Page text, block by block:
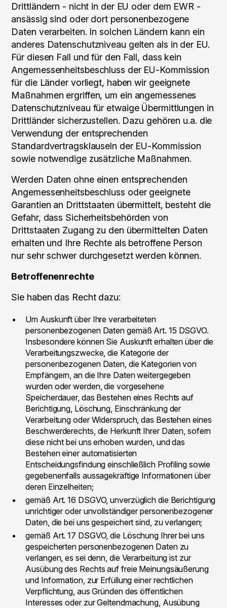
Drittländern - nicht in der EU oder dem EWR -
ansässig sind oder dort personenbezogene
Daten verarbeiten. In solchen Ländern kann ein
anderes Datenschutzniveau gelten als in der EU.
Für diesen Fall und für den Fall, dass kein
Angemessenheitsbeschluss der EU-Kommission
für die Länder vorliegt, haben wir geeignete
Maßnahmen ergriffen, um ein angemessenes
Datenschutzniveau für etwaige Übermittlungen in
Drittländer sicherzustellen. Dazu gehören u.a. die
Verwendung der entsprechenden
Standardvertragsklauseln der EU-Kommission
sowie notwendige zusätzliche Maßnahmen.
Werden Daten ohne einen entsprechenden
Angemessenheitsbeschluss oder geeignete
Garantien an Drittstaaten übermittelt, besteht die
Gefahr, dass Sicherheitsbehörden von
Drittstaaten Zugang zu den übermittelten Daten
erhalten und Ihre Rechte als betroffene Person
nur sehr schwer durchgesetzt werden können.
Betroffenenrechte
Sie haben das Recht dazu:
Um Auskunft über Ihre verarbeiteten
personenbezogenen Daten gemäß Art. 15 DSGVO.
Insbesondere können Sie Auskunft erhalten über die
Verarbeitungszwecke, die Kategorie der
personenbezogenen Daten, die Kategorien von
Empfängern, an die Ihre Daten weitergegeben
wurden oder werden, die vorgesehene
Speicherdauer, das Bestehen eines Rechts auf
Berichtigung, Löschung, Einschränkung der
Verarbeitung oder Widerspruch, das Bestehen eines
Beschwerderechts, die Herkunft Ihrer Daten, sofern
diese nicht bei uns erhoben wurden, und das
Bestehen einer automatisierten
Entscheidungsfindung einschließlich Profiling sowie
gegebenenfalls aussagekräftige Informationen über
deren Einzelheiten;
gemäß Art. 16 DSGVO, unverzüglich die Berichtigung
unrichtiger oder unvollständiger personenbezogener
Daten, die bei uns gespeichert sind, zu verlangen;
gemäß Art. 17 DSGVO, die Löschung Ihrer bei uns
gespeicherten personenbezogenen Daten zu
verlangen, es sei denn, die Verarbeitung ist zur
Ausübung des Rechts auf freie Meinungsäußerung
und Information, zur Erfüllung einer rechtlichen
Verpflichtung, aus Gründen des öffentlichen
Interesses oder zur Geltendmachung, Ausübung